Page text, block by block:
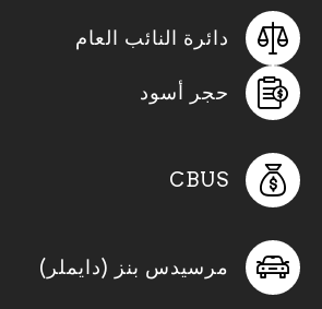
دائرة النائب العام
حجر أسود
CBUS
مرسيدس بنز (دايملر)